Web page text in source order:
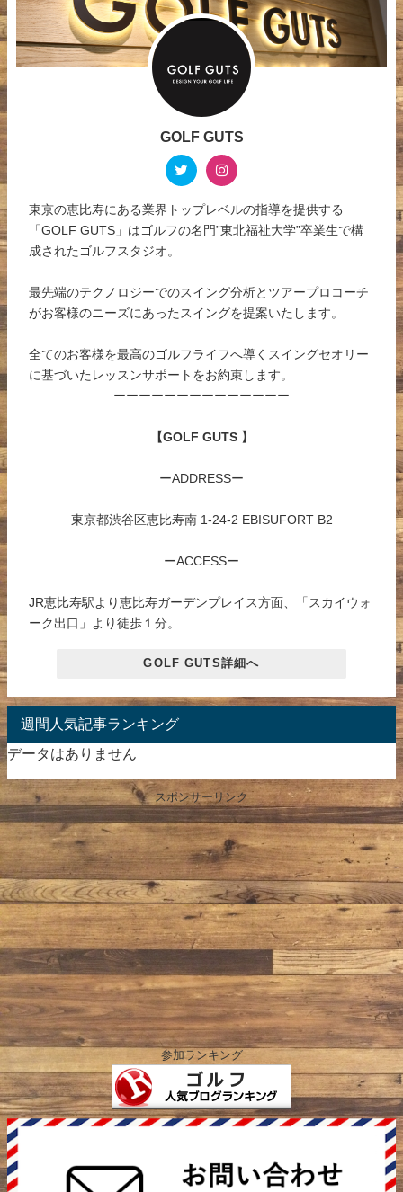
GOLF GUTS
東京の恵比寿にある業界トップレベルの指導を提供する
「GOLF GUTS」はゴルフの名門”東北福祉大学”卒業生で構
成されたゴルフスタジオ。
最先端のテクノロジーでのスイング分析とツアープロコーチ
がお客様のニーズにあったスイングを提案いたします。
全てのお客様を最高のゴルフライフへ導くスイングセオリー
に基づいたレッスンサポートをお約束します。
ーーーーーーーーーーーーーー
【GOLF GUTS 】
ーADDRESSー
東京都渋谷区恵比寿南 1-24-2 EBISUFORT B2
ーACCESSー
JR恵比寿駅より恵比寿ガーデンプレイス方面、「スカイウォ
ーク出口」より徒歩１分。
GOLF GUTS詳細へ
週間人気記事ランキング
データはありません
スポンサーリンク
参加ランキング